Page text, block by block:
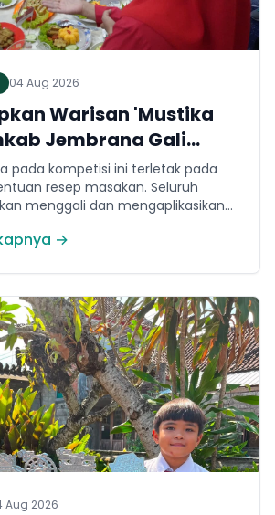
04 Aug 2026
Warisan 'Mustika
Jembrana Gali
Bung Karno Lewat
Menu Kuliner
pada kompetisi ini terletak pada
resep masakan. Seluruh
menggali dan mengaplikasikan
kumpulan resep Nusantara
Melalui panduan resep
para peserta berhasil
berbagai kreasi olahan pangan
hanya lezat tetapi juga bergizi,
dan seimbang.
→
Aug 2026